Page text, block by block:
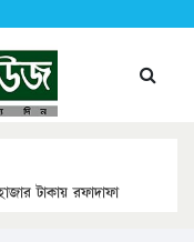
টাকায় রফাদাফা